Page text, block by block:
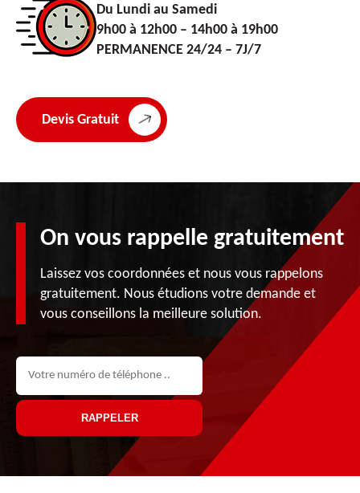
Du Lundi au Samedi
9h00 à 12h00 – 14h00 à 19h00
PERMANENCE 24/24 – 7J/7
Devis Gratuit
On vous rappelle gratuitement
Laissez vos coordonnées et nous vous rappelons
gratuitement. Nous étudions votre demande et
vous conseillons la meilleure solution.